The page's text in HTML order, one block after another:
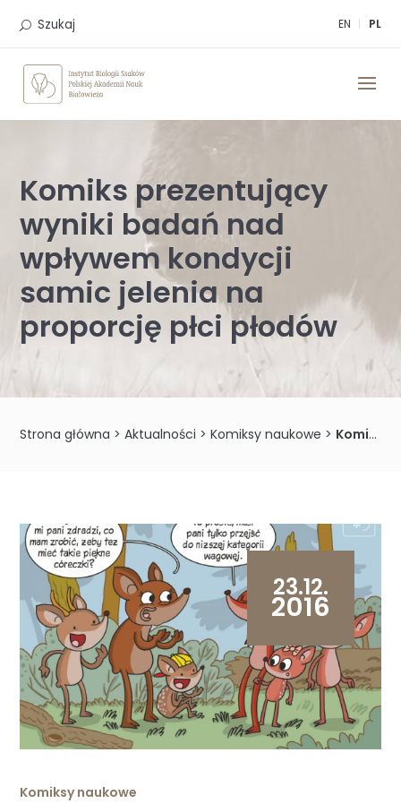
EN PL
Szukaj
Komiks prezentujący
wyniki badań nad
wpływem kondycji
samic jelenia na
proporcję płci płodów
Strona główna >Aktualności >Komiksy naukowe > Komiks prezentujący wyniki badań nad wpływem kondycji samic jelenia na proporcję płci płodów
23.12.
2016
Komiksy naukowe